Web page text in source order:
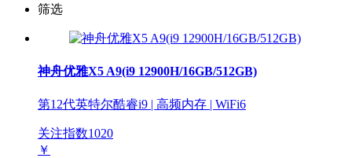
筛选
神舟优雅X5 A9(i9 12900H/16GB/512GB)
第12代英特尔酷睿i9 | 高频内存 | WiFi6
关注指数1020
￥